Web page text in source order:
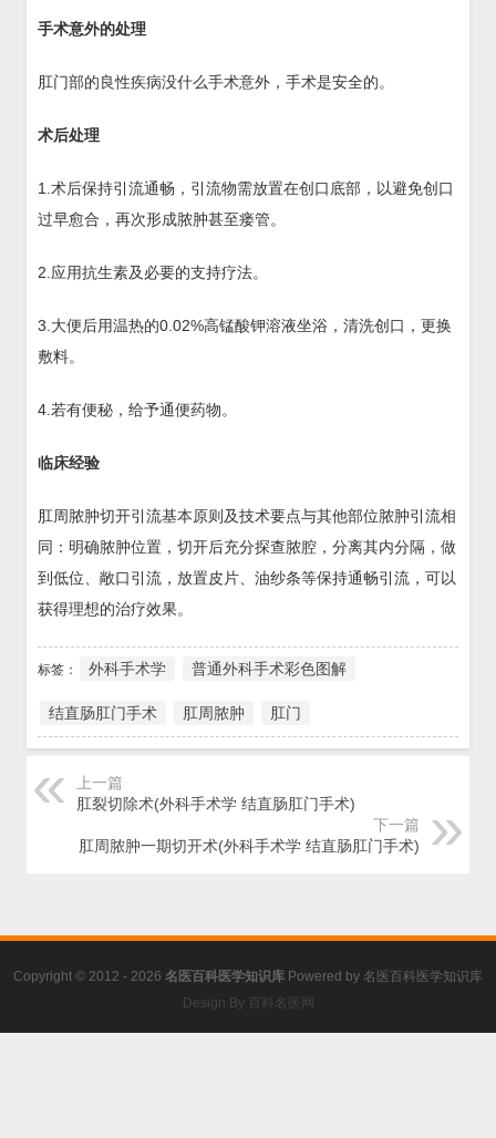
手术意外的处理
肛门部的良性疾病没什么手术意外，手术是安全的。
术后处理
1.术后保持引流通畅，引流物需放置在创口底部，以避免创口
过早愈合，再次形成脓肿甚至瘘管。
2.应用抗生素及必要的支持疗法。
3.大便后用温热的0.02%高锰酸钾溶液坐浴，清洗创口，更换
敷料。
4.若有便秘，给予通便药物。
临床经验
肛周脓肿切开引流基本原则及技术要点与其他部位脓肿引流相
同：明确脓肿位置，切开后充分探查脓腔，分离其内分隔，做
到低位、敞口引流，放置皮片、油纱条等保持通畅引流，可以
获得理想的治疗效果。
标签： 外科手术学 普通外科手术彩色图解
结直肠肛门手术 肛周脓肿 肛门
上一篇
肛裂切除术(外科手术学 结直肠肛门手术)
下一篇
肛周脓肿一期切开术(外科手术学 结直肠肛门手术)
Copyright © 2012 - 2026 名医百科医学知识库 Powered by 名医百科医学知识库
Design By 百科名医网